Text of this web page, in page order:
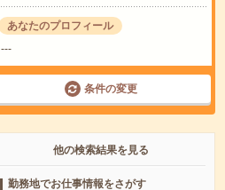
あなたのプロフィール
---
条件の変更
他の検索結果を見る
勤務地でお仕事情報をさがす